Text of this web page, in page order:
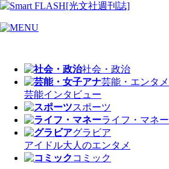
社会・政治
芸能・エンタメ
芸能インタビュー
スポーツ
ライフ・マネー
グラビア
アイドル大人のエンタメ
コミック